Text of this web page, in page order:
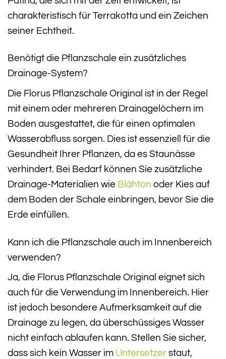
charakteristisch für Terrakotta und ein Zeichen
seiner Echtheit.
Benötigt die Pflanzschale ein zusätzliches
Drainage-System?
Die Florus Pflanzschale Original ist in der Regel
mit einem oder mehreren Drainagelöchern im
Boden ausgestattet, die für einen optimalen
Wasserabfluss sorgen. Dies ist essenziell für die
Gesundheit Ihrer Pflanzen, da es Staunässe
verhindert. Bei Bedarf können Sie zusätzliche
Drainage-Materialien wie Blähton oder Kies auf
dem Boden der Schale einbringen, bevor Sie die
Erde einfüllen.
Kann ich die Pflanzschale auch im Innenbereich
verwenden?
Ja, die Florus Pflanzschale Original eignet sich
auch für die Verwendung im Innenbereich. Hier
ist jedoch besondere Aufmerksamkeit auf die
Drainage zu legen, da überschüssiges Wasser
nicht einfach ablaufen kann. Stellen Sie sicher,
dass sich kein Wasser im Untersetzer staut,